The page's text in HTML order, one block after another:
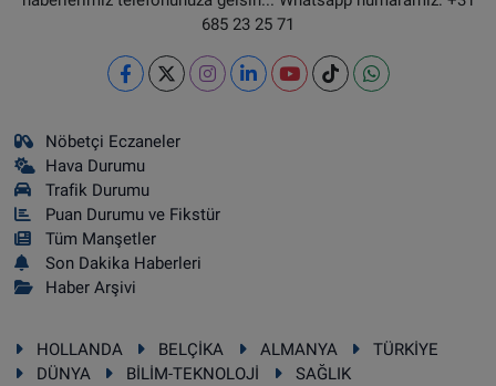
685 23 25 71
Nöbetçi Eczaneler
Hava Durumu
Trafik Durumu
Puan Durumu ve Fikstür
Tüm Manşetler
Son Dakika Haberleri
Haber Arşivi
HOLLANDA BELÇİKA ALMANYA
TÜRKİYE
DÜNYA
BİLİM-TEKNOLOJİ
SAĞLIK